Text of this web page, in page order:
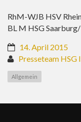
RhM-WJB HSV
BL M HSG
14. April 2015
Presseteam HSG
Allgemein